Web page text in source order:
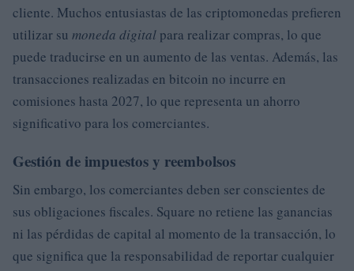
cliente. Muchos entusiastas de las criptomonedas prefieren
utilizar su moneda digital para realizar compras, lo que
puede traducirse en un aumento de las ventas. Además, las
transacciones realizadas en bitcoin no incurre en
comisiones hasta 2027, lo que representa un ahorro
significativo para los comerciantes.
Gestión de impuestos y reembolsos
Sin embargo, los comerciantes deben ser conscientes de
sus obligaciones fiscales. Square no retiene las ganancias
ni las pérdidas de capital al momento de la transacción, lo
que significa que la responsabilidad de reportar cualquier